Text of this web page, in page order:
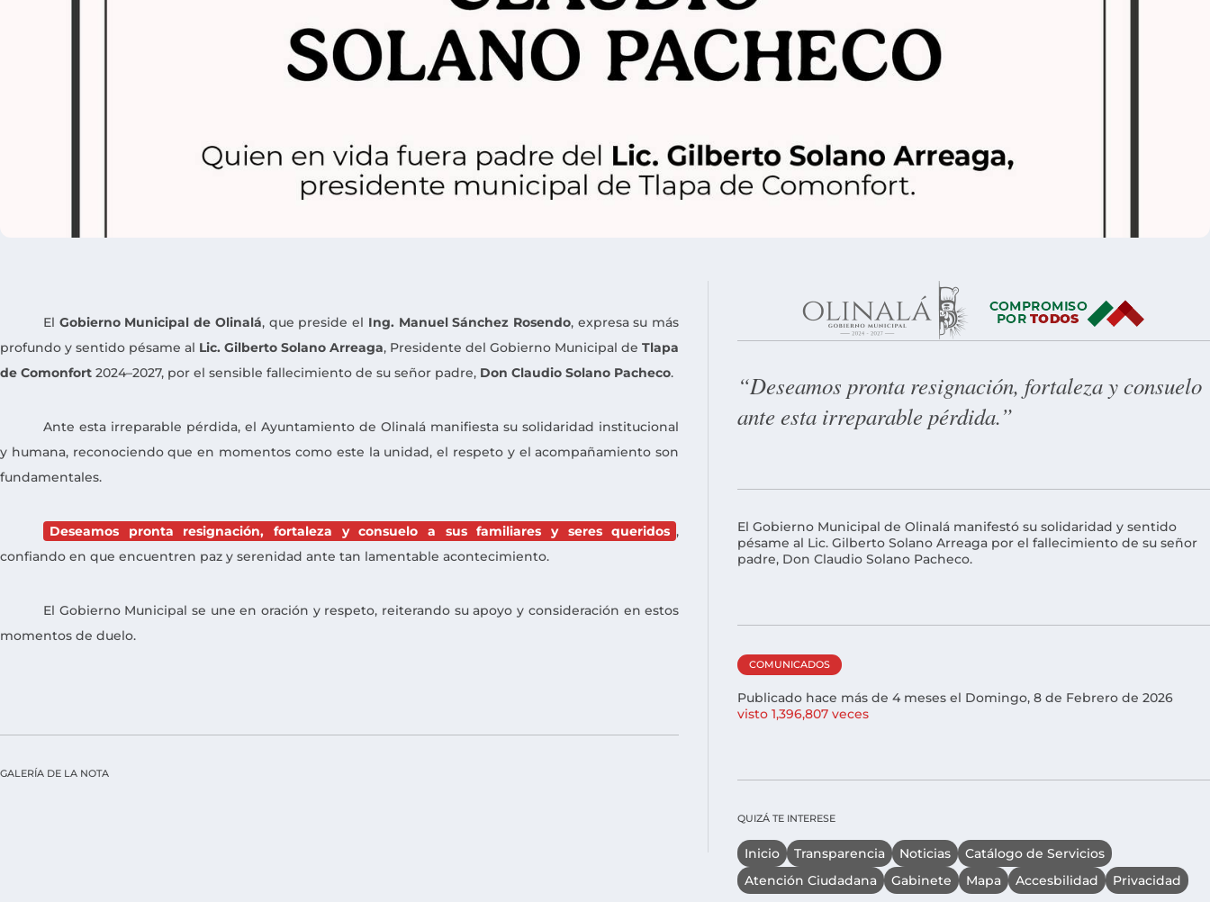
El Gobierno Municipal de Olinalá, que preside el Ing. Manuel Sánchez Rosendo, expresa su más
profundo y sentido pésame al Lic. Gilberto Solano Arreaga, Presidente del Gobierno Municipal deTlapa
de Comonfort 2024–2027, por el sensible fallecimiento de su señor padre, Don Claudio Solano Pacheco.
Ante esta irreparable pérdida, el Ayuntamiento de Olinalá manifiesta su solidaridad institucional
y humana, reconociendo que en momentos como este la unidad, el respeto y el acompañamiento son
fundamentales.
Deseamos pronta resignación, fortaleza y consuelo a sus familiares y seres queridos ,
confiando en que encuentren paz y serenidad ante tan lamentable acontecimiento.
El Gobierno Municipal se une en oración y respeto, reiterando su apoyo y consideración en estos
momentos de duelo.
GALERÍA DE LA NOTA
“Deseamos pronta resignación, fortaleza y consuelo
ante esta irreparable pérdida.”
El Gobierno Municipal de Olinalá manifestó su solidaridad y sentido
pésame al Lic. Gilberto Solano Arreaga por el fallecimiento de su señor
padre, Don Claudio Solano Pacheco.
COMUNICADOS
Publicado hace más de 4 meses el Domingo, 8 de Febrero de 2026
visto 1,396,807 veces
QUIZÁ TE INTERESE
Inicio Transparencia Noticias
Catálogo de Servicios
Atención Ciudadana
Gabinete Mapa Accesbilidad Privacidad